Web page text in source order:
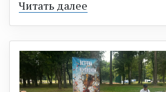
Читать далее